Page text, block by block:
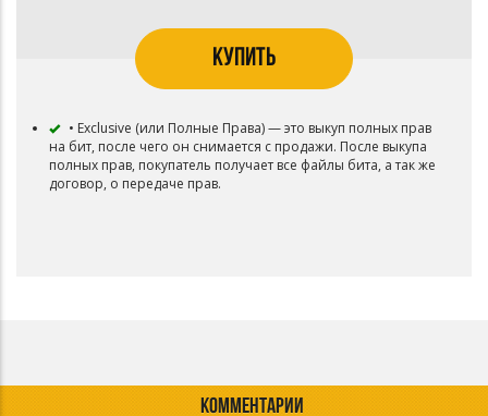
КУПИТЬ
• Exclusive (или Полные Права) — это выкуп полных прав
на бит, после чего он снимается с продажи. После выкупа
полных прав, покупатель получает все файлы бита, а так же
договор, о передаче прав.
КОММЕНТАРИИ